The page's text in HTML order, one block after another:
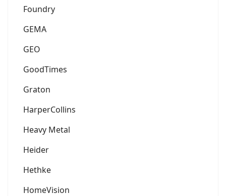
Foundry
GEMA
GEO
GoodTimes
Graton
HarperCollins
Heavy Metal
Heider
Hethke
HomeVision